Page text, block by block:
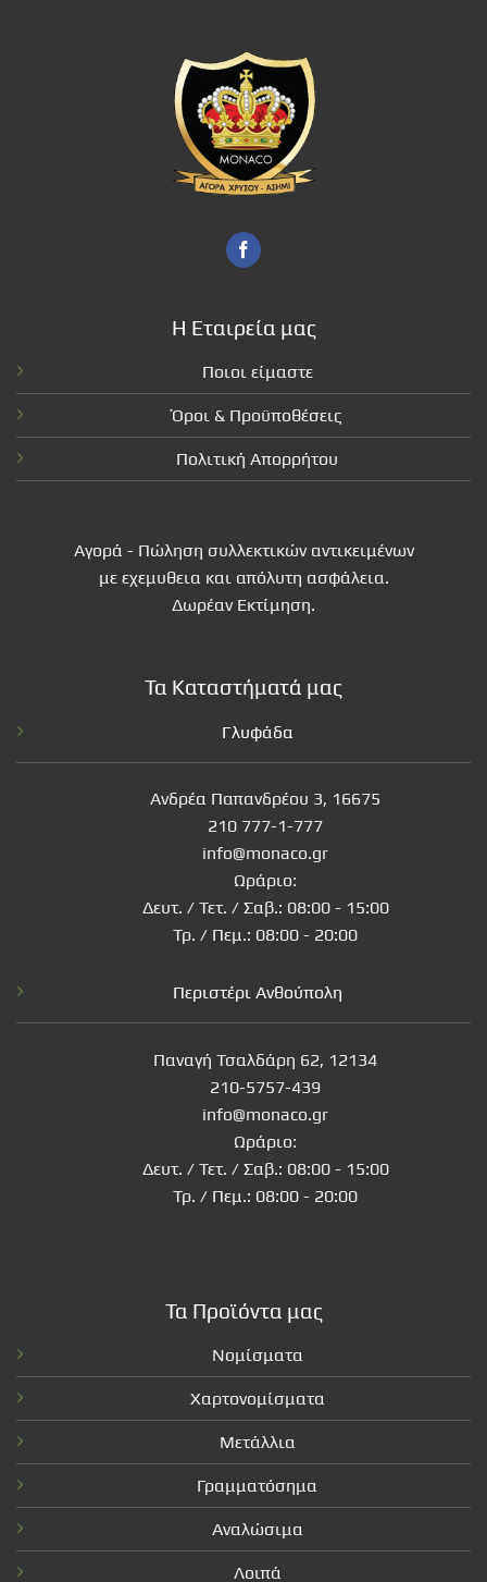
Η Εταιρεία μας
Ποιοι είμαστε
Όροι & Προϋποθέσεις
Πολιτική Απορρήτου
Αγορά - Πώληση συλλεκτικών αντικειμένων
με εχεμυθεια και απόλυτη ασφάλεια.
Δωρέαν Εκτίμηση.
Τα Καταστήματά μας
Γλυφάδα
Ανδρέα Παπανδρέου 3, 16675
210 777-1-777
info@monaco.gr
Ωράριο:
Δευτ. / Τετ. / Σαβ.: 08:00 - 15:00
Τρ. / Πεμ.: 08:00 - 20:00
Περιστέρι Ανθούπολη
Παναγή Τσαλδάρη 62, 12134
210-5757-439
info@monaco.gr
Ωράριο:
Δευτ. / Τετ. / Σαβ.: 08:00 - 15:00
Τρ. / Πεμ.: 08:00 - 20:00
Τα Προϊόντα μας
Νομίσματα
Χαρτονομίσματα
Μετάλλια
Γραμματόσημα
Αναλώσιμα
Λοιπά